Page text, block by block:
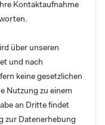
Kontaktaufnahme
über unseren
und nach
keine gesetzlichen
Nutzung zu einem
an Dritte findet
zur Datenerhebung